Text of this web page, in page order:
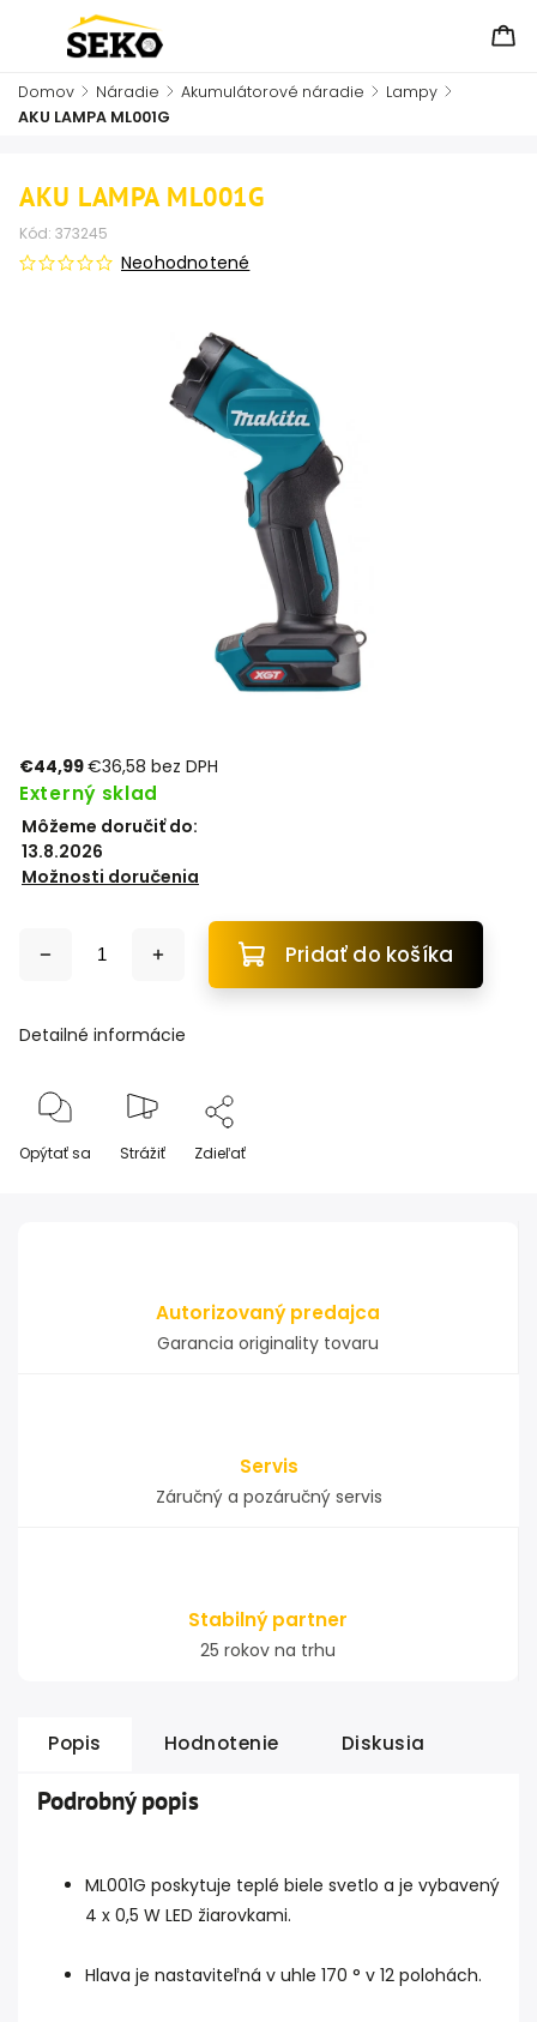
Domov / Náradie / Akumulátorové náradie / Lampy /
AKU LAMPA ML001G
AKU LAMPA ML001G
Kód: 373245
Neohodnotené
€44,99€36,58 bez DPH
Externý sklad
Môžeme doručiť do:
13.8.2026
Možnosti doručenia
Pridať do košíka
Detailné informácie
Opýtať sa Strážiť Zdieľať
Autorizovaný predajca
Garancia originality tovaru
Servis
Záručný a pozáručný servis
Stabilný partner
25 rokov na trhu
Popis Hodnotenie Diskusia
Podrobný popis
ML001G poskytuje teplé biele svetlo a je vybavený
4 x 0,5 W LED žiarovkami.
Hlava je nastaviteľná v uhle 170 ° v 12 polohách.